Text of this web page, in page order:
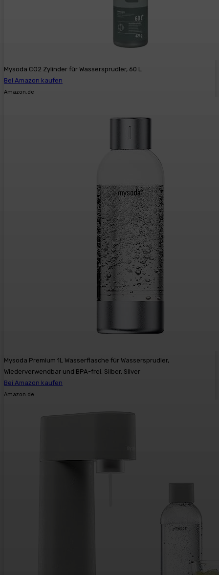
Mysoda CO2 Zylinder für Wassersprudler, 60 L
Bei Amazon kaufen
Amazon.de
Mysoda Premium 1L Wasserflasche für Wassersprudler,
Wiederverwendbar und BPA-frei, Silber, Silver
Bei Amazon kaufen
Amazon.de